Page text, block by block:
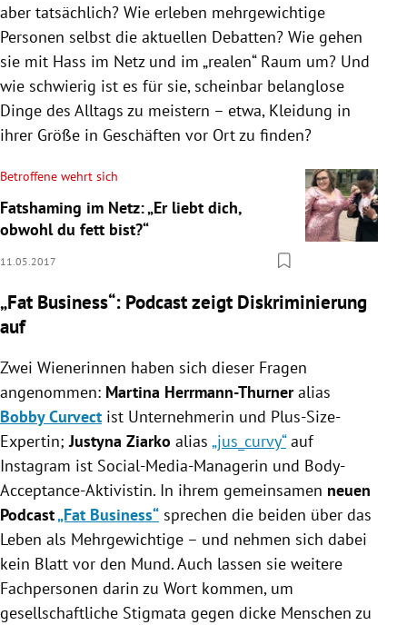
aber tatsächlich? Wie erleben mehrgewichtige
Personen selbst die aktuellen Debatten? Wie gehen
sie mit Hass im Netz und im „realen“ Raum um? Und
wie schwierig ist es für sie, scheinbar belanglose
Dinge des Alltags zu meistern – etwa, Kleidung in
ihrer Größe in Geschäften vor Ort zu finden?
Betroffene wehrt sich
Fatshaming im Netz: „Er liebt dich,
obwohl du fett bist?“
11.05.2017
„Fat Business“: Podcast zeigt Diskriminierung
auf
Zwei Wienerinnen haben sich dieser Fragen
angenommen: Martina Herrmann-Thurneralias
Bobby Curvect ist Unternehmerin und Plus-Size-
Expertin;Justyna Ziarko alias „jus_curvy“auf
Instagram ist Social-Media-Managerin und Body-
Acceptance-Aktivistin. In ihrem gemeinsamen neuen
Podcast„Fat Business“ sprechen die beiden über das
Leben als Mehrgewichtige – und nehmen sich dabei
kein Blatt vor den Mund. Auch lassen sie weitere
Fachpersonen darin zu Wort kommen, um
gesellschaftliche Stigmata gegen dicke Menschen zu